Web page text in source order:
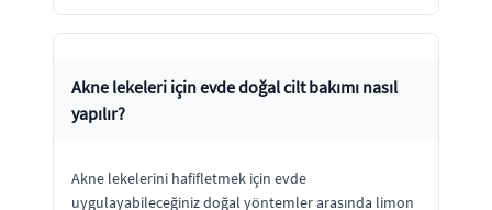
Akne lekeleri için evde doğal cilt bakımı nasıl
yapılır?
Akne lekelerini hafifletmek için evde
uygulayabileceğiniz doğal yöntemler arasında limon